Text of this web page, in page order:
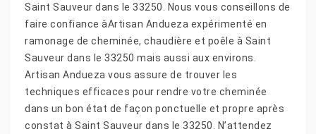
Saint Sauveur dans le 33250. Nous vous conseillons de
faire confiance àArtisan Andueza expérimenté en
ramonage de cheminée, chaudière et poêle à Saint
Sauveur dans le 33250 mais aussi aux environs.
Artisan Andueza vous assure de trouver les
techniques efficaces pour rendre votre cheminée
dans un bon état de façon ponctuelle et propre après
constat à Saint Sauveur dans le 33250. N’attendez